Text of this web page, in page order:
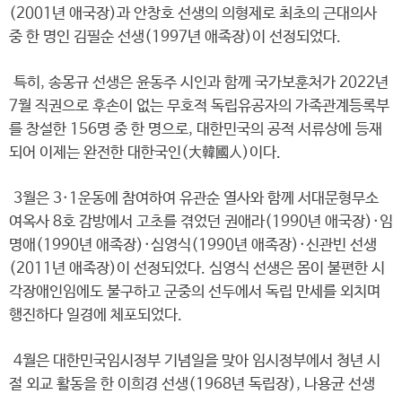
(2001년 애국장)과 안창호 선생의 의형제로 최초의 근대의사
중 한 명인 김필순 선생(1997년 애족장)이 선정되었다.
특히, 송몽규 선생은 윤동주 시인과 함께 국가보훈처가 2022년
7월 직권으로 후손이 없는 무호적 독립유공자의 가족관계등록부
를 창설한 156명 중 한 명으로, 대한민국의 공적 서류상에 등재
되어 이제는 완전한 대한국인(大韓國人)이다.
3월은 3·1운동에 참여하여 유관순 열사와 함께 서대문형무소
여옥사 8호 감방에서 고초를 겪었던 권애라(1990년 애국장)·임
명애(1990년 애족장)·심영식(1990년 애족장)·신관빈 선생
(2011년 애족장)이 선정되었다. 심영식 선생은 몸이 불편한 시
각장애인임에도 불구하고 군중의 선두에서 독립 만세를 외치며
행진하다 일경에 체포되었다.
4월은 대한민국임시정부 기념일을 맞아 임시정부에서 청년 시
절 외교 활동을 한 이희경 선생(1968년 독립장), 나용균 선생